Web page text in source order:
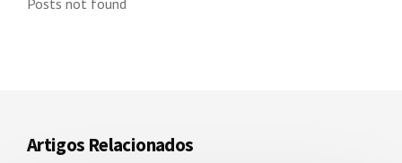
Artigos Relacionados